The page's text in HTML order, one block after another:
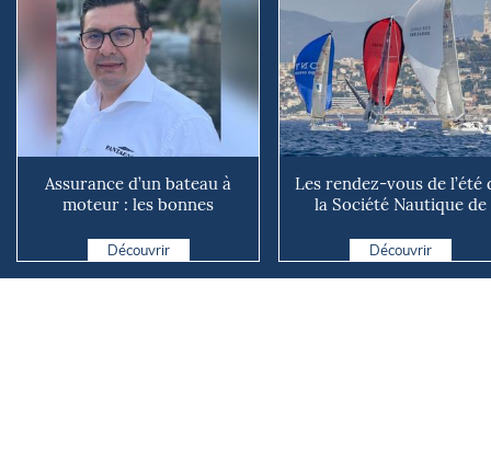
Assurance d’un bateau à
moteur : les bonnes
d...
Découvrir
Les rendez-vous de l’été
la Société Nautique de
Découvrir